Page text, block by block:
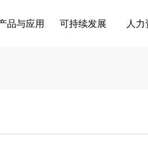
品与应用 可持续发展 人力